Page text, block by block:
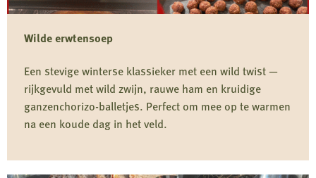
Wilde erwtensoep
Een stevige winterse klassieker met een wild twist —
rijkgevuld met wild zwijn, rauwe ham en kruidige
ganzenchorizo-balletjes. Perfect om mee op te warmen
na een koude dag in het veld.